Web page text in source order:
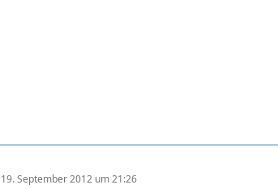
19. September 2012 um 21:26